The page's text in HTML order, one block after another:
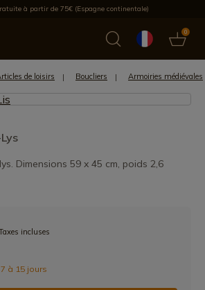
à partir de 75€ (Espagne continentale)
0
Dernières nouvelles Meilleures ventes
de loisirs Boucliers Armoiries médiévales
Dimensions 59 x 45 cm, poids 2,6
incluses
à 15 jours